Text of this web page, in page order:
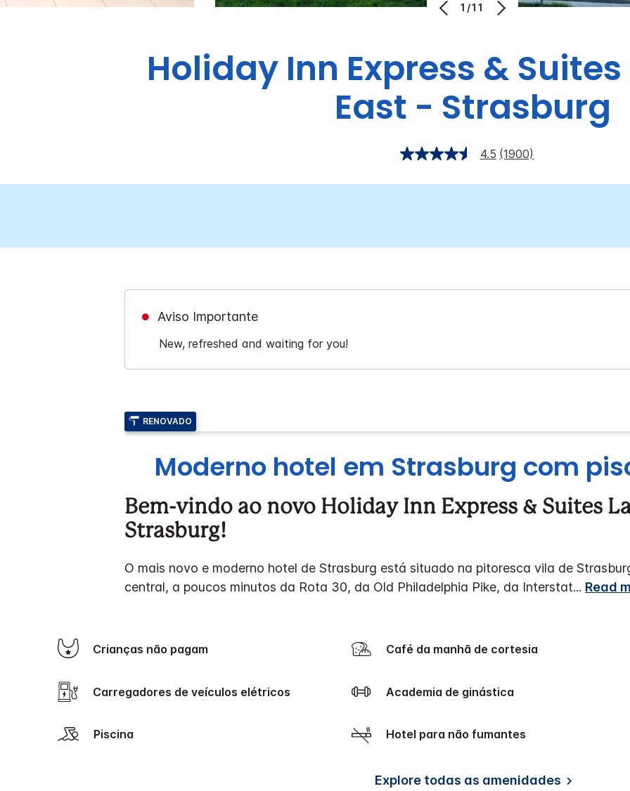
1/11
Holiday Inn Express & Suites
East - Strasburg
4.5 (1900)
Aviso Importante
New, refreshed and waiting for you!
RENOVADO
Moderno hotel em Strasburg com
Bem-vindo ao novo Holiday Inn Express & Suites
Strasburg!
O mais novo e moderno hotel de Strasburg está situado na pitoresca vila de
central, a poucos minutos da Rota 30, da Old Philadelphia Pike, da Interstat... Read
Crianças não pagam Café da manhã de cortesia
Carregadores de veículos elétricos Academia de ginástica
Piscina Hotel para não fumantes
Explore todas as amenidades